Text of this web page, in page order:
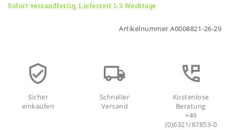
Sofort versandfertig, Lieferzeit 1-3 Werktage
Artikelnummer A0008821-26-29
Sicher
einkaufen
Schneller
Versand
Kostenlose
Beratung
+49
(0)6321/87853-0